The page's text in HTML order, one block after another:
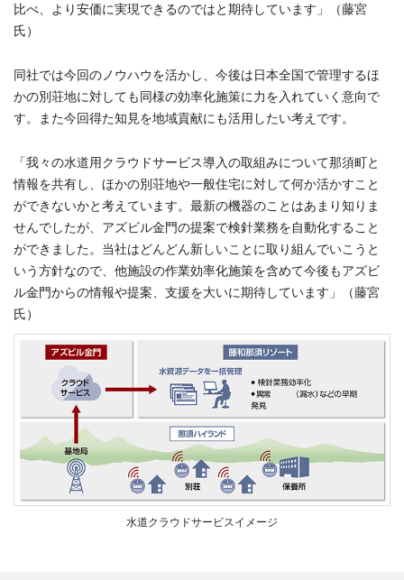
比べ、より安価に実現できるのではと期待しています」（藤宮
氏）
同社では今回のノウハウを活かし、今後は日本全国で管理するほ
かの別荘地に対しても同様の効率化施策に力を入れていく意向で
す。また今回得た知見を地域貢献にも活用したい考えです。
「我々の水道用クラウドサービス導入の取組みについて那須町と
情報を共有し、ほかの別荘地や一般住宅に対して何か活かすこと
ができないかと考えています。最新の機器のことはあまり知りま
せんでしたが、アズビル金門の提案で検針業務を自動化すること
ができました。当社はどんどん新しいことに取り組んでいこうと
いう方針なので、他施設の作業効率化施策を含めて今後もアズビ
ル金門からの情報や提案、支援を大いに期待しています」（藤宮
氏）
水道クラウドサービスイメージ